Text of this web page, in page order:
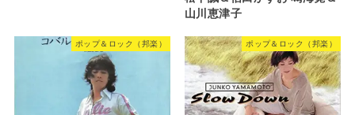
山川恵津子
ポップ＆ロック（邦楽） ポップ＆ロック（邦楽）